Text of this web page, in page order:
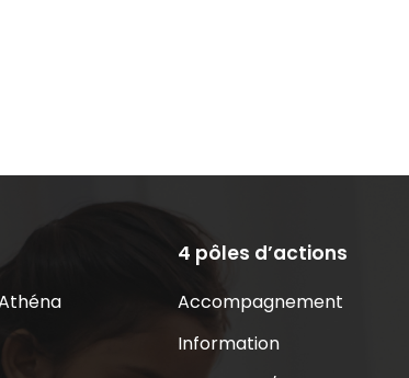
4 pôles d’actions
Accompagnement
Information